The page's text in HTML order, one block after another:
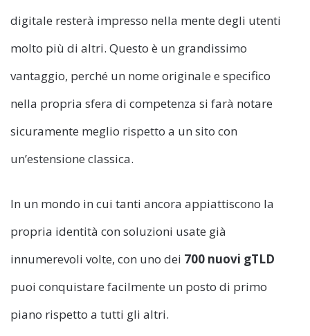
digitale resterà impresso nella mente degli utenti
molto più di altri. Questo è un grandissimo
vantaggio, perché un nome originale e specifico
nella propria sfera di competenza si farà notare
sicuramente meglio rispetto a un sito con
un’estensione classica.
In un mondo in cui tanti ancora appiattiscono la
propria identità con soluzioni usate già
innumerevoli volte, con uno dei 700 nuovi gTLD
puoi conquistare facilmente un posto di primo
piano rispetto a tutti gli altri.